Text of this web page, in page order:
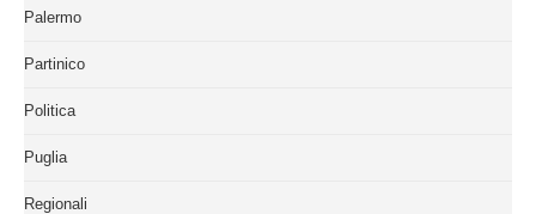
Palermo
Partinico
Politica
Puglia
Regionali